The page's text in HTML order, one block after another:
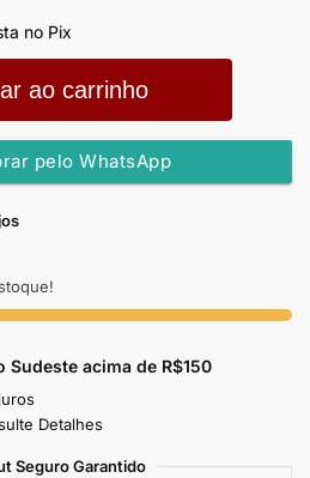
no Pix
ao carrinho
pelo WhatsApp
Sudeste acima de R$150
Detalhes
Seguro Garantido